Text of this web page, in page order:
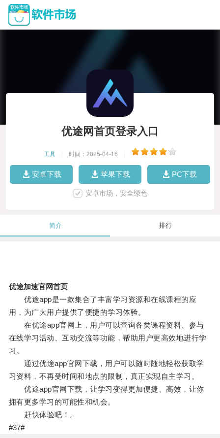
优途网首页登录入口
工具 时间：2025-04-16
安卓下载 苹果下载 PC下载
安卓市场，安全绿色
简介 排行
优途加速官网首页
优途app是一款集合了丰富学习资源和在线课程的应
用，为广大用户提供了便捷的学习体验。
在优途app官网上，用户可以查询各类课程资料、参与
在线学习活动、互动交流等功能，帮助用户更高效地进行学
习。
通过优途app官网下载，用户可以随时随地轻松获取学
习资料，不再受时间和地点的限制，真正实现自主学习。
优途app官网下载，让学习变得更加便捷、高效，让你
拥有更多学习的可能性和机会。
赶快体验吧！。
#37#